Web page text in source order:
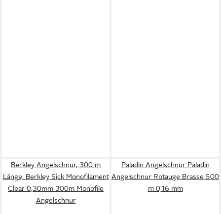
Berkley Angelschnur, 300 m
Länge, Berkley Sick Monofilament
Clear 0,30mm 300m Monofile
Angelschnur
Paladin Angelschnur Paladin
Angelschnur Rotauge Brasse 500
m 0,16 mm